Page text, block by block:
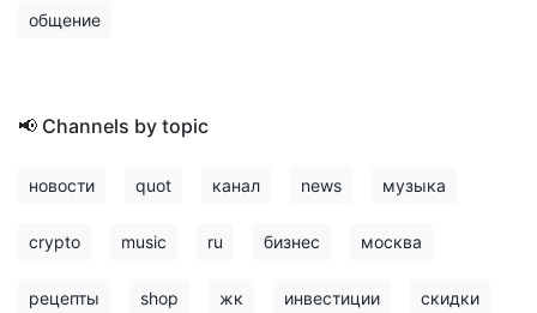
общение
📢 Channels by topic
новости quot канал news музыка
crypto music ru бизнес москва
рецепты shop жк инвестиции скидки